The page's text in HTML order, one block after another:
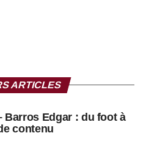
ARTICLES
Barros Edgar : du foot à
contenu